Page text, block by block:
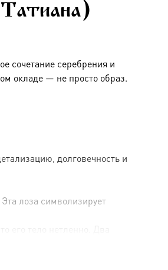
сочетание серебрения и
окладе — не просто образ.
долговечность и
лоза символизирует
тело нетленно. Два
вечную жизнь.
узора. Такое сочетание